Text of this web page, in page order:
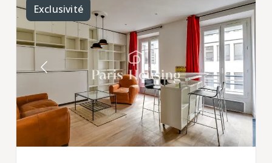
Exclusivité